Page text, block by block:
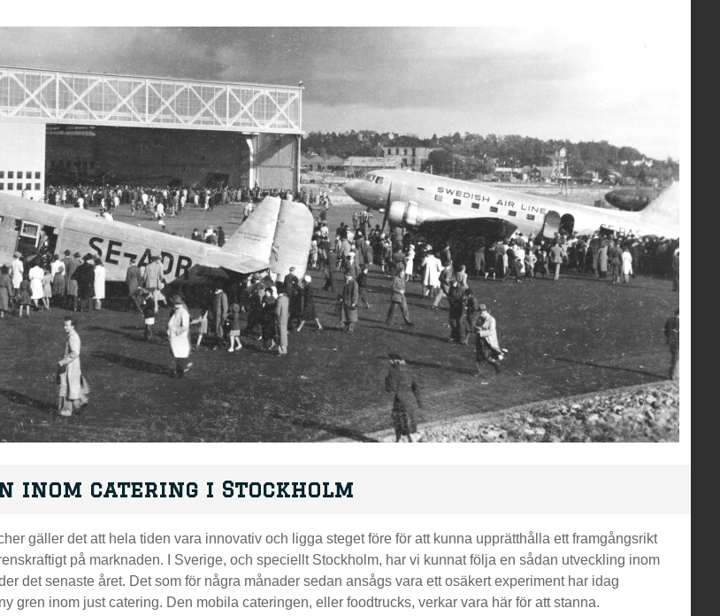
inom catering i Stockholm
gäller det att hela tiden vara innovativ och ligga steget före för att kunna upprätthålla ett framgångsrikt
på marknaden. I Sverige, och speciellt Stockholm, har vi kunnat följa en sådan utveckling inom
det senaste året. Det som för några månader sedan ansågs vara ett osäkert experiment har idag
gren inom just catering. Den mobila cateringen, eller foodtrucks, verkar vara här för att stanna.